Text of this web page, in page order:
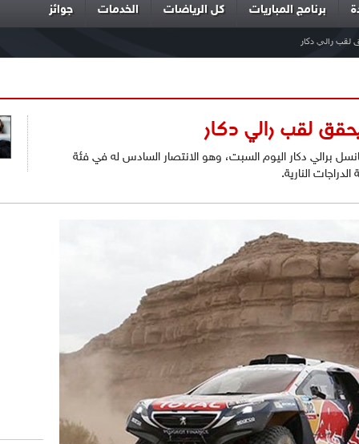
برنامج المباريات كل الرياضات الخدمات جوائز
برالي دكار اليوم السبت، وهو الانتصار السادس له في فئة
النارية.